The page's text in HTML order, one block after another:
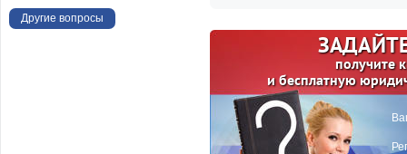
получите
и бесплатную
Другие вопросы